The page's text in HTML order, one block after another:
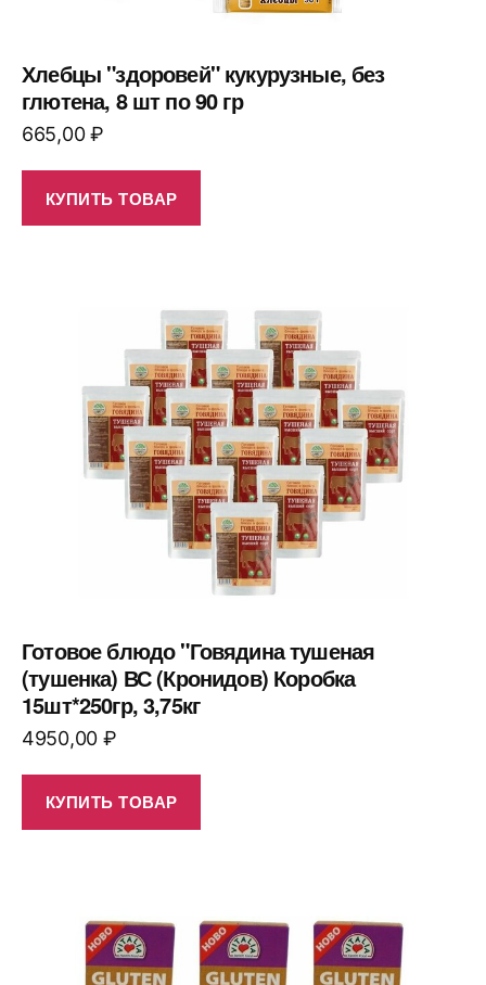
Хлебцы "здоровей" кукурузные, без
глютена, 8 шт по 90 гр
665,00₽
КУПИТЬ ТОВАР
Готовое блюдо "Говядина тушеная
(тушенка) ВС (Кронидов) Коробка
15шт*250гр, 3,75кг
4950,00 ₽
КУПИТЬ ТОВАР